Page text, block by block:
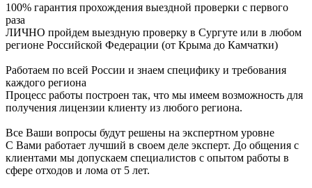
100% гарантия прохождения выездной проверки с первого
раза
ЛИЧНО пройдем выездную проверку в Сургуте или в любом
регионе Российской Федерации (от Крыма до Камчатки)
Работаем по всей России и знаем специфику и требования
каждого региона
Процесс работы построен так, что мы имеем возможность для
получения лицензии клиенту из любого региона.
Все Ваши вопросы будут решены на экспертном уровне
С Вами работает лучший в своем деле эксперт. До общения с
клиентами мы допускаем специалистов с опытом работы в
сфере отходов и лома от 5 лет.